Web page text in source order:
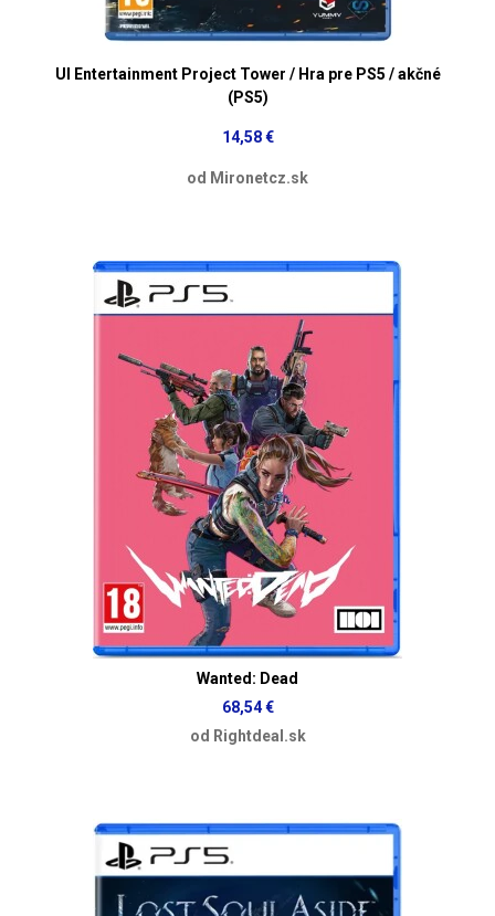
UI Entertainment Project Tower / Hra pre PS5 / akčné
(PS5)
14,58 €
od Mironetcz.sk
Wanted: Dead
68,54 €
od Rightdeal.sk